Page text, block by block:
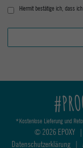
Hiermit bestätige ich, dass
*Kostenlose Lieferung und
© 2026 EPOXY |
Datenschutzerklärung |